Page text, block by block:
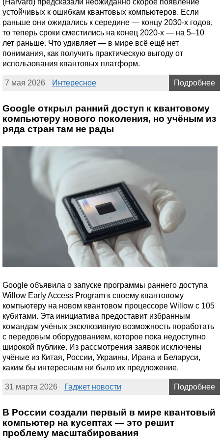
устойчивых к ошибкам квантовых компьютеров. Если
раньше они ожидались к середине — концу 2030-х годов,
то теперь сроки сместились на конец 2020-х — на 5–10
лет раньше. Что удивляет — в мире всё ещё нет
понимания, как получить практическую выгоду от
использования квантовых платформ.
7 мая 2026 Интересное Подробнее
Google открыл ранний доступ к квантовому
компьютеру нового поколения, но учёным из
ряда стран там не рады
Google объявила о запуске программы раннего доступа
Willow Early Access Program к своему квантовому
компьютеру на новом квантовом процессоре Willow с 105
кубитами. Эта инициатива предоставит избранным
командам учёных эксклюзивную возможность поработать
с передовым оборудованием, которое пока недоступно
широкой публике. Из рассмотрения заявок исключены
учёные из Китая, России, Украины, Ирана и Беларуси,
каким бы интересным ни было их предложение.
31 марта 2026 Гаджет новости Подробнее
В России создали первый в мире квантовый
компьютер на кусептах — это решит
проблему масштабирования